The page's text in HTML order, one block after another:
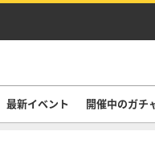
最新イベント 開催中のガチ